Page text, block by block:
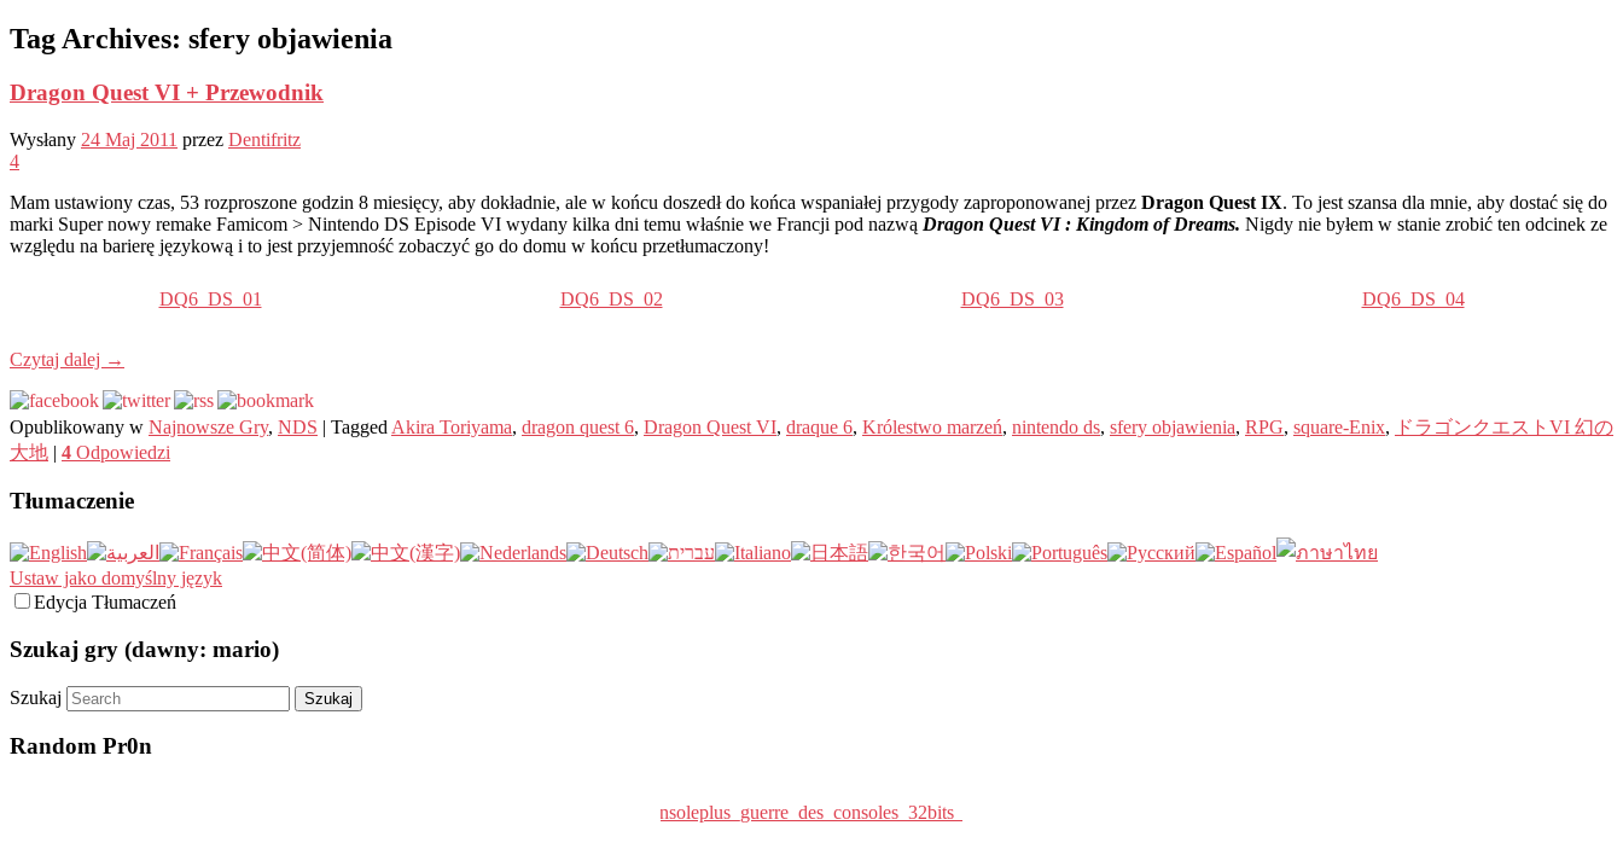
Tag Archives: sfery objawienia
Dragon Quest VI + Przewodnik
Wysłany 24 Maj 2011 przez Dentifritz
4
Mam ustawiony czas, 53 rozproszone godzin 8 miesięcy, aby dokładnie, ale w końcu doszedł do końca wspaniałej przygody zaproponowanej przez Dragon Quest IX. To jest szansa dla mnie, aby dostać się do
marki Super nowy remake Famicom > Nintendo DS Episode VI wydany kilka dni temu właśnie we Francji pod nazwą Dragon Quest VI : Kingdom of Dreams. Nigdy nie byłem w stanie zrobić ten odcinek ze
względu na barierę językową i to jest przyjemność zobaczyć go do domu w końcu przetłumaczony!
DQ6_DS_01 DQ6_DS_02 DQ6_DS_03 DQ6_DS_04
Czytaj dalej →
Opublikowany w Najnowsze Gry, NDS | Tagged Akira Toriyama, dragon quest 6, Dragon Quest VI, draque 6, Królestwo marzeń, nintendo ds, sfery objawienia, RPG, square-Enix, ドラゴンクエストVI 幻の
大地 | 4 Odpowiedzi
Tłumaczenie
Ustaw jako domyślny język
Edycja Tłumaczeń
Szukaj gry (dawny: mario)
Szukaj
Random Pr0n